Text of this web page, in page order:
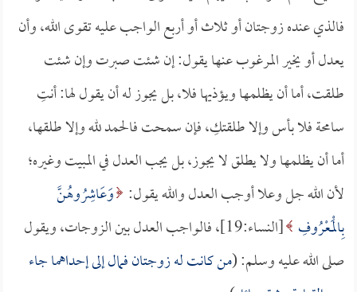
فالذي عنده زوجتان أو ثلاث أو أربع الواجب عليه تقوى الله، وأن
يعدل أو يخير المرغوب عنها يقول: إن شئت صبرت وإن شئت
طلقت، أما أن يظلمها ويؤذيها فلا، بل يجوز له أن يقول لها: أنتِ
سامحة فلا بأس وإلا طلقتكِ، فإن سمحت فالحمد لله وإلا طلقها،
أما أن يظلمها ولا يطلق لا يجوز، بل يجب العدل في المبيت وغيره؛
لأن الله جل وعلا أوجب العدل والله يقول: وَعَاشِرُوهُنَّ
بِالْمَعْرُوفِ
[النساء:19]، فالواجب العدل بين الزوجات، ويقول
صلى الله عليه وسلم: (من كانت له زوجتان فمال إلى إحداهما جاء